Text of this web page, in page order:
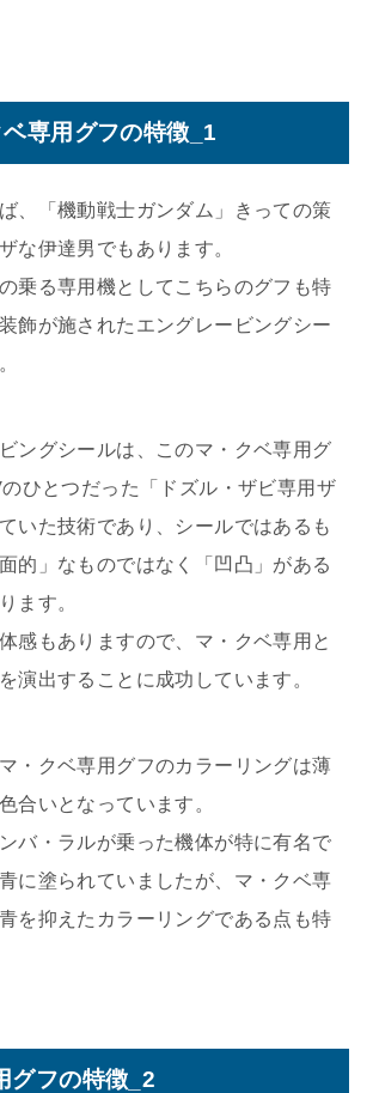
専用グフの特徴_1
、「機動戦士ガンダム」きっての策
な伊達男でもあります。
乗る専用機としてこちらのグフも特
飾が施されたエングレービングシー
ングシールは、このマ・クベ専用グ
ひとつだった「ドズル・ザビ専用ザ
いた技術であり、シールではあるも
的」なものではなく「凹凸」がある
ます。
感もありますので、マ・クベ専用と
演出することに成功しています。
・クベ専用グフのカラーリングは薄
合いとなっています。
バ・ラルが乗った機体が特に有名で
に塗られていましたが、マ・クベ専
を抑えたカラーリングである点も特
グフの特徴_2